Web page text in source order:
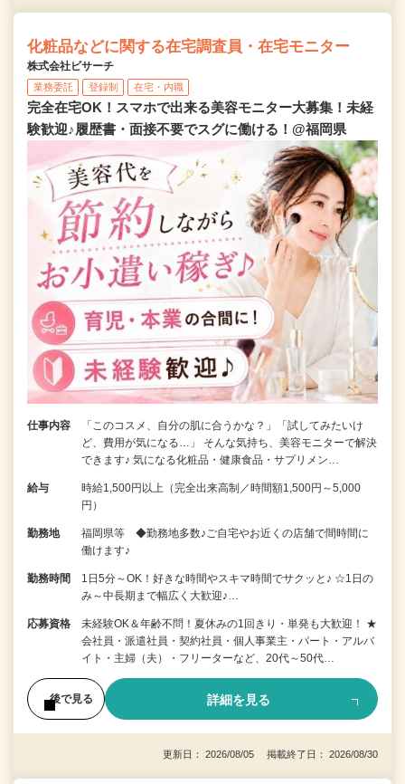
化粧品などに関する在宅調査員・在宅モニター
株式会社ビサーチ
業務委託 登録制 在宅・内職
完全在宅OK！スマホで出来る美容モニター大募集！未経
験歓迎♪履歴書・面接不要でスグに働ける！@福岡県
仕事内容
「このコスメ、自分の肌に合うかな？」「試してみたいけ
ど、費用が気になる…」 そんな気持ち、美容モニターで解決
できます♪ 気になる化粧品・健康食品・サプリメン…
給与
時給1,500円以上（完全出来高制／時間額1,500円～5,000
円）
勤務地
福岡県等 ◆勤務地多数♪ご自宅やお近くの店舗で間時間に
働けます♪
勤務時間
1日5分～OK！好きな時間やスキマ時間でサクッと♪ ☆1日の
み～中長期まで幅広く大歓迎♪…
応募資格
未経験OK＆年齢不問！夏休みの1回きり・単発も大歓迎！ ★
会社員・派遣社員・契約社員・個人事業主・パート・アルバ
イト・主婦（夫）・フリーターなど、20代～50代…
後で見る 詳細を見る
更新日： 2026/08/05 掲載終了日： 2026/08/30